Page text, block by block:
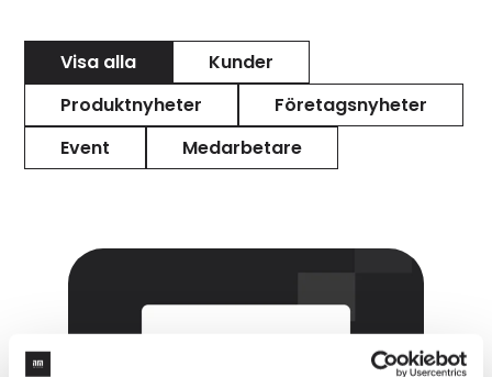
Visa alla
Kunder
Produktnyheter
Företagsnyheter
Event
Medarbetare